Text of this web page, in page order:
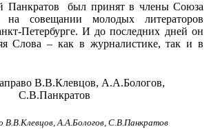
Панкратов был принят в члены Союза
на совещании молодых литераторов
Петербурге. И до последних дней он
Слова – как в журналистике, так и в
В.В.Клевцов, А.А.Бологов, С.В.Панкратов